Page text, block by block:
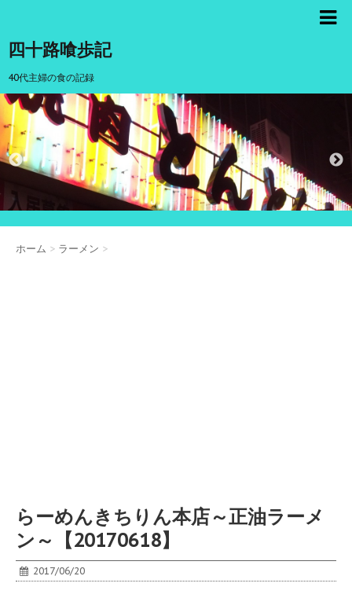
四十路喰歩記
40代主婦の食の記録
ホーム > ラーメン >
らーめんきちりん本店～正油ラーメ
ン～【20170618】
2017/06/20